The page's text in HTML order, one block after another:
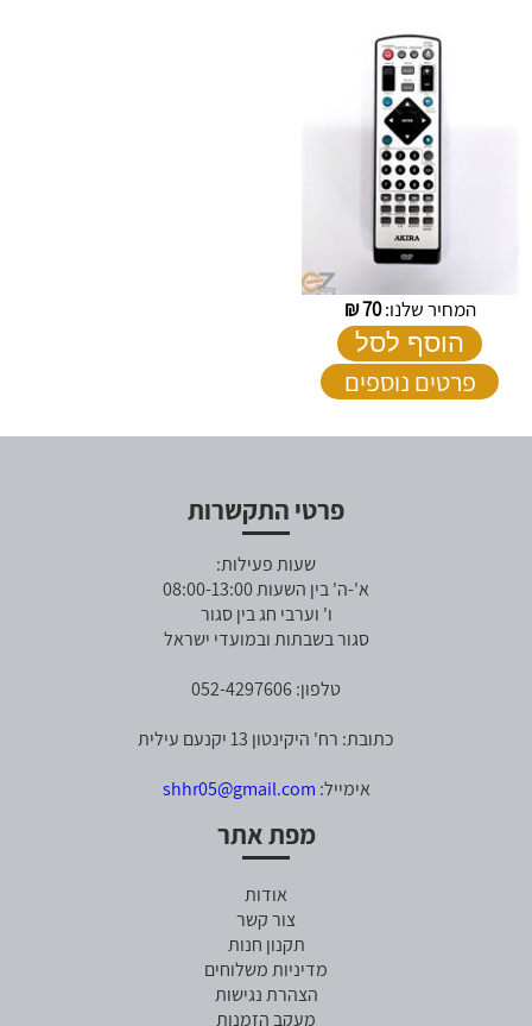
המחיר שלנו:70
₪
הוסף לסל
פרטים נוספים
פרטי התקשרות
שעות פעילות:
א'-ה' בין השעות 08:00-13:00
ו' וערבי חג בין סגור
סגור בשבתות ובמועדי ישראל
טלפון: 052-4297606
כתובת: רח' היקינטון 13 יקנעם עילית
אימייל: shhr05@gmail.com
מפת אתר
אודות
צור קשר
תקנון חנות
מדיניות משלוחים
הצהרת נגישות
מעקב הזמנות